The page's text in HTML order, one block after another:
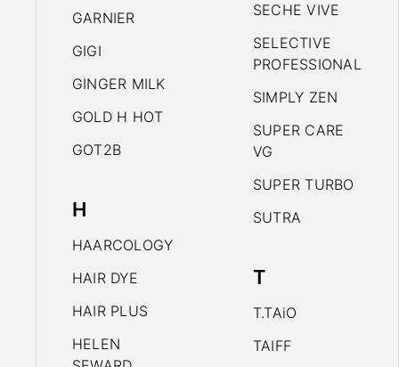
GARNIER
GIGI
GINGER MILK
GOLD H HOT
GOT2B
H
HAARCOLOGY
HAIR DYE
HAIR PLUS
HELEN
SECHE VIVE
SELECTIVE
PROFESSIONAL
SIMPLY ZEN
SUPER CARE
VG
SUPER TURBO
SUTRA
T
T.TAiO
TAIFF